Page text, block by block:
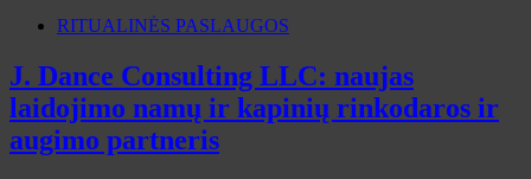
RITUALINĖS PASLAUGOS
J. Dance Consulting LLC: naujas
laidojimo namų ir kapinių rinkodaros ir
augimo partneris